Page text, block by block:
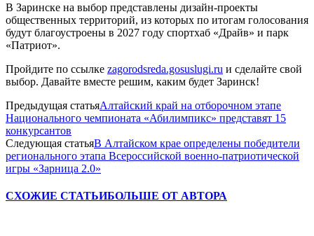
В Заринске на выбор представлены дизайн-проекты
общественных территорий, из которых по итогам голосования
будут благоустроены в 2027 году спортхаб «Драйв» и парк
«Патриот».
Пройдите по ссылке zagorodsreda.gosuslugi.ru и сделайте свой
выбор. Давайте вместе решим, каким будет Заринск!
Предыдущая статьяАлтайский край на отборочном этапе
Национального чемпионата «Абилимпикс» представят 15
конкурсантов
Следующая статьяВ Алтайском крае определены победители
регионального этапа Всероссийской военно-патриотической
игры «Зарница 2.0»
СХОЖИЕ СТАТЬИБОЛЬШЕ ОТ АВТОРА